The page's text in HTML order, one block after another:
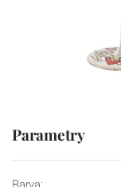
Parametry